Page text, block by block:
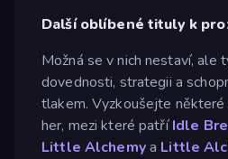
Další oblíbené tituly k
Možná se v nich nestaví, ale
dovednosti, strategii a
tlakem. Vyzkoušejte některé
her, mezi které patříIdle
Little Alchemya Little